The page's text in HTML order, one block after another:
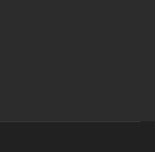
ールにてお問い合わ
、掲載画像と実際の
じめご了承くださ